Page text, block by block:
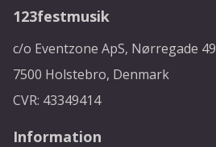
123festmusik
c/o Eventzone ApS, Nørregade 49
7500 Holstebro, Denmark
CVR: 43349414
Information